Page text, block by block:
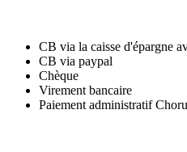
CB via la caisse d'épargne
CB via paypal
Chèque
Virement bancaire
Paiement administratif